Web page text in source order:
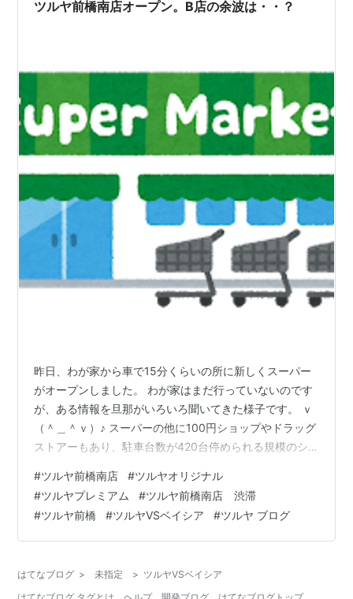
ツルヤ前橋南店オープン。B店の余波は・・？
昨日、わが家から車で15分くらいの所に新しくスーパー
がオープンしました。 わが家はまだ行っていないのです
が、ある情報を旦那がいろいろ聞いてきた様子です。 ｖ
（＾＿＾ｖ）♪ スーパーの他に100円ショップやドラッグ
ストアーもあり、駐車台数が420台停められる規模のシ
初日からかなり混雑したようで、時間帯によっては入場
制限もかかったとか・・。 オープン記念品として、2000
円以上お買い上げのレシート1枚につき、スーパーオリジ
ナルのエコバックをいただける様です。 県外から初出店
高めていたそうなのでどん…
#ツルヤ前橋南店 #ツルヤオリジナル
#ツルヤプレミアム #ツルヤ前橋南店 渋滞
#ツルヤ前橋 #ツルヤVSベイシア #ツルヤ ブログ
はてなブログ > 未指定 > ツルヤVSベイシア